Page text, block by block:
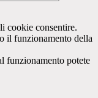
cookie consentire.
il funzionamento della
funzionamento potete